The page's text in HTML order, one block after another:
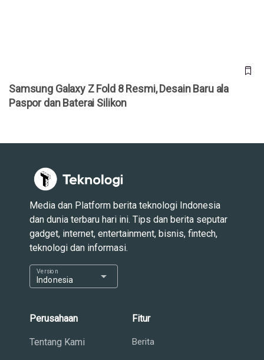
Samsung Galaxy Z Fold 8 Resmi, Desain Baru ala
Paspor dan Baterai Silikon
Media dan Platform berita teknologi Indonesia
dan dunia terbaru hari ini. Tips dan berita seputar
gadget, internet, entertainment, bisnis, fintech,
teknologi dan informasi.
Indonesia
Version arrow_drop_down
Perusahaan
Tentang Kami
Fitur
Berita